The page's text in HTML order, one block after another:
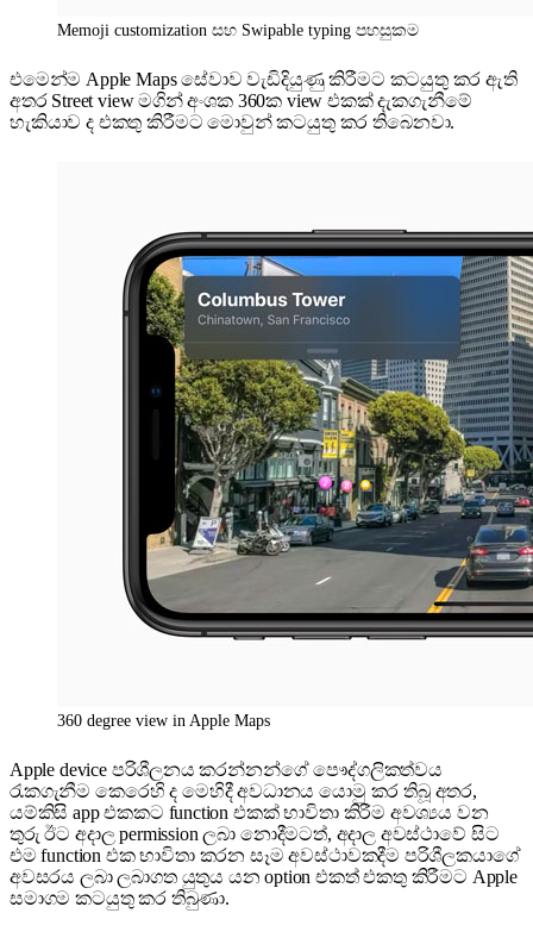
Memoji customization සහ Swipable typing පහසුකම
එමෙන්ම Apple Maps සේවාව වැඩිදියුණු කිරීමට කටයුතු කර ඇති
අතර Street view මගින් අංශක 360ක view එකක් දැකගැනීමේ
හැකියාව ද එකතු කිරීමට මොවුන් කටයුතු කර තිබෙනවා.
360 degree view in Apple Maps
Apple device පරිශීලනය කරන්නන්ගේ පෞද්ගලිකත්වය
රැකගැනීම කෙරෙහි ද මෙහිදී අවධානය ‍යොමු කර තිබූ අතර,
යම්කිසි app එකකට function එකක් භාවිතා කිරීම අවශ්‍යය වන
තුරු ඊට අදාල permission ලබා නොදීමටත්, අදාල අවස්ථාවේ සිට
එම function එක භාවිතා කරන සෑම අවස්ථාවකදීම පරිශීලකයාගේ
අවසරය ලබා ලබාගත යුතුය යන option එකත් එකතු කිරීමට Apple
සමාගම කටයුතු කර තිබුණා.